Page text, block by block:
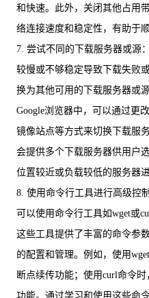
和快速。此外，关闭其他占用
络连接速度和稳定性，有助于
7. 尝试不同的下载服务器或源
较慢或不够稳定导致下载失败
换为其他可用的下载服务器或
Google浏览器中，可以通过更
镜像站点等方式来切换下载服
会提供多个下载服务器供用户
位置较近或负载较低的服务器进
8. 使用命令行工具进行高级控
可以使用命令行工具如wget或
这些工具提供了丰富的命令参
的配置和管理。例如，使用
断点续传功能；使用curl命令
功能。通过学习和使用这些命